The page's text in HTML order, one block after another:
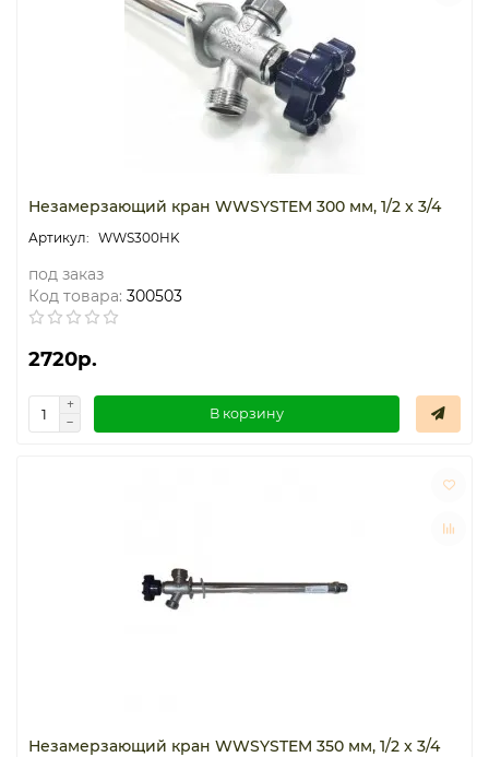
Термостаты капиллярные
Щиты распределительные
Незамерзающий кран WWSYSTEM 300 мм, 1/2 x 3/4
WWS300HK
под заказ
Код товара: 300503
2720р.
В корзину
Незамерзающий кран WWSYSTEM 350 мм, 1/2 x 3/4